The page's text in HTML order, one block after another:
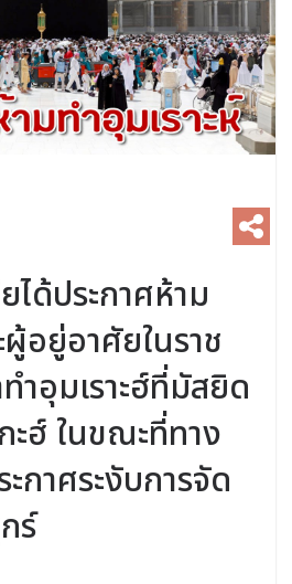
ได้ประกาศห้าม
อยู่อาศัยในราช
ำอุมเราะฮ์ที่มัสยิด
ะฮ์ ในขณะที่ทาง
กาศระงับการจัด
ร์